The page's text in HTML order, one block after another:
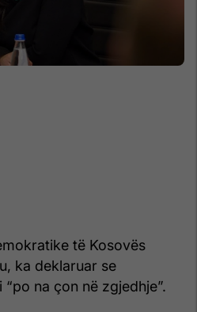
të Kosovës
ka deklaruar se
na çon në zgjedhje”.